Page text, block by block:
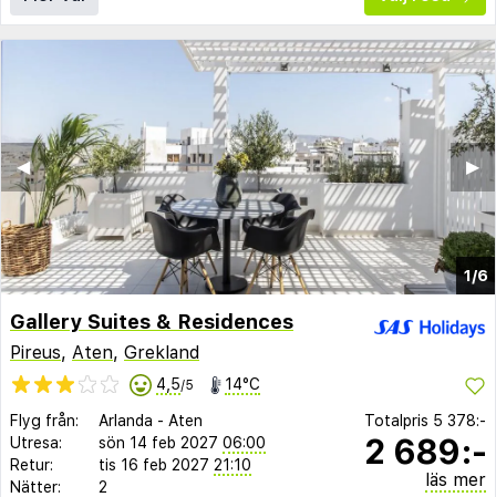
1/6
▶︎
◀︎
Gallery Suites & Residences
Pireus, Aten, Grekland
4,5/5 14°C
Flyg från: Arlanda - Aten
Utresa:
sön 14 feb 2027 06:00
Retur:
tis 16 feb 2027 21:10
Nätter:
2
Totalpris 5 378:-
2 689:-
läs mer